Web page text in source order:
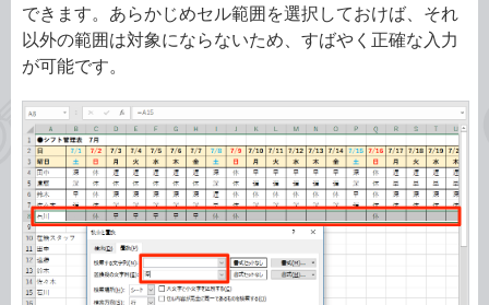
できます。あらかじめセル範囲を選択しておけば、それ
以外の範囲は対象にならないため、すばやく正確な入力
が可能です。